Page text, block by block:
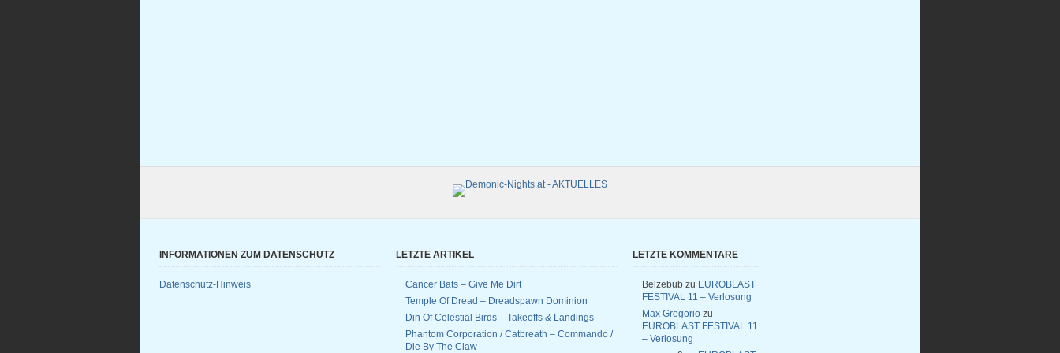
INFORMATIONEN ZUM DATENSCHUTZ
Datenschutz-Hinweis
LETZTE ARTIKEL
Cancer Bats – Give Me Dirt
Temple Of Dread – Dreadspawn Dominion
Din Of Celestial Birds – Takeoffs & Landings
Phantom Corporation / Catbreath – Commando /
Die By The Claw
LETZTE KOMMENTARE
Belzebub zu EUROBLAST
FESTIVAL 11 – Verlosung
Max Gregorio zu
EUROBLAST FESTIVAL 11
– Verlosung